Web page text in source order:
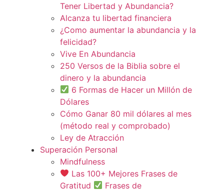
Tener Libertad y Abundancia?
Alcanza tu libertad financiera
¿Como aumentar la abundancia y la
felicidad?
Vive En Abundancia
250 Versos de la Biblia sobre el
dinero y la abundancia
6 Formas de Hacer un Millón de
Dólares
Cómo Ganar 80 mil dólares al mes
(método real y comprobado)
Ley de Atracción
Superación Personal
Mindfulness
Las 100+ Mejores Frases de
Gratitud
Frases de